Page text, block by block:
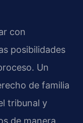
con
posibilidades
Un
de familia
tribunal y
de manera